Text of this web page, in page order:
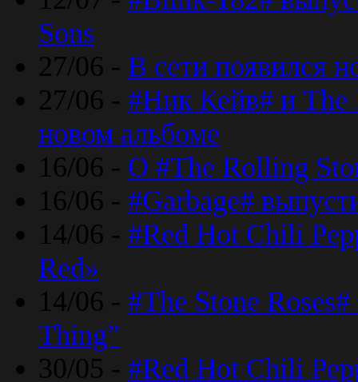
Sons
27/06 - В сети появился
27/06 - #Ник Кейв# и The
новом альбоме
16/06 - О #The Rolling
16/06 - #Garbage#
14/06 - #Red Hot Chili
Red»
14/06 - #The Stone
Thing”
30/05 - #Red Hot Chili